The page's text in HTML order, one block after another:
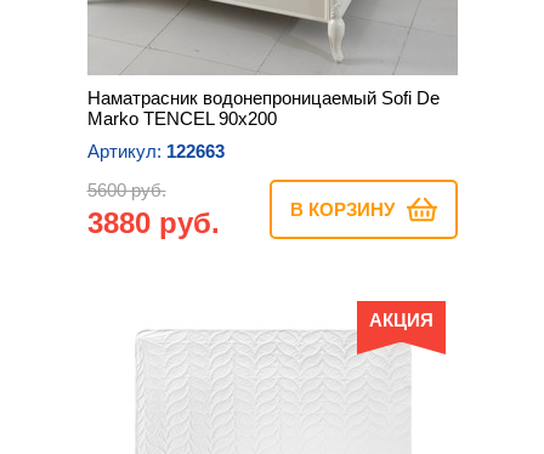
Наматрасник водонепроницаемый Sofi De
Marko TENCEL 90х200
Артикул: 122663
5600 руб.
3880 руб. В КОРЗИНУ
АКЦИЯ